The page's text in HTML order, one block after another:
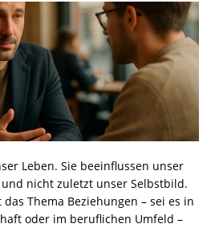
Leben. Sie beeinflussen unser
nicht zuletzt unser Selbstbild.
Thema Beziehungen – sei es in
oder im beruflichen Umfeld –